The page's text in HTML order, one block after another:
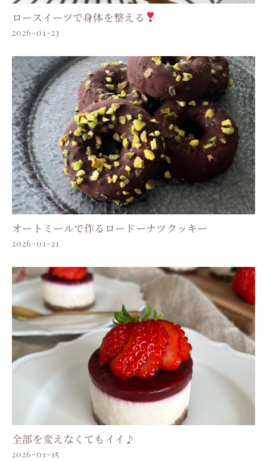
ロースイーツで身体を整える
2026-01-23
オートミールで作るロードーナツクッキー
2026-01-21
全部を変えなくてもイイ♪
2026-01-15